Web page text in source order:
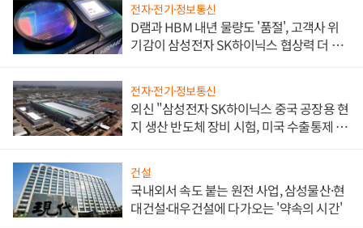
전자·전기·정보통신
D램과 HBM 내년 물량도 '품절', 고객사 위
기감이 삼성전자 SK하이닉스 협상력 더 키
전자·전기·정보통신
외신 "삼성전자 SK하이닉스 중국 공장용 현
지 생산 반도체 장비 시험, 미국 수출통제 대
건설
국내외서 속도 붙는 원전 사업, 삼성물산·현
대건설·대우건설에 다가오는 '약속의 시간'